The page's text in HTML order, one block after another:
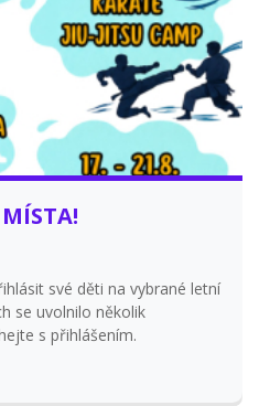
4. září 2026 od 16:00 do
v Bystřici.
sport vyzkoušet nebo se
nás kontaktovat.
je omezena.
své děti na vybrané letní
se uvolnilo několik
s přihlášením.